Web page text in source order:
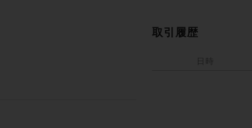
取引履歴
日時